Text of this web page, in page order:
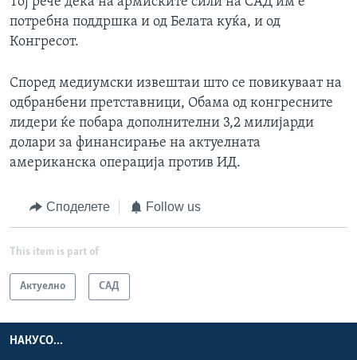
потребна поддршка и од Белата куќа, и од
Конгресот.
Според медиумски извештаи што се повикуваат на
одбранбени претставници, Обама од конгресните
лидери ќе побара дополнителни 3,2 милијарди
долари за финансирање на актуелната
американска операција против ИД.
Споделете Follow us
This item is part of
Актуелно САД
НАКУСО...